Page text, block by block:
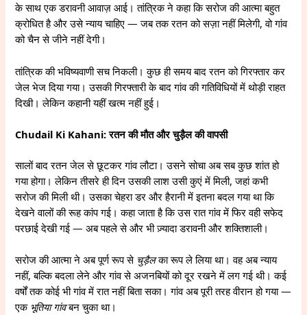
के साथ एक डरावनी आवाज़ आई। तांत्रिक ने कहा कि सरोज की आत्मा बहुत
क्रोधित है और उसे न्याय चाहिए — जब तक रतन को सज़ा नहीं मिलेगी, वो गांव
को चैन से जीने नहीं देगी।
तांत्रिक की भविष्यवाणी सच निकली। कुछ ही समय बाद रतन को गिरफ्तार कर
जेल भेज दिया गया। उसकी गिरफ्तारी के बाद गांव की गतिविधियों में थोड़ी राहत
दिखी। लेकिन कहानी यहीं खत्म नहीं हुई।
Chudail Ki Kahani: रतन की मौत और चुड़ैल की वापसी
सालों बाद रतन जेल से छूटकर गांव लौटा। उसने सोचा अब सब कुछ शांत हो
गया होगा। लेकिन तीसरे ही दिन उसकी लाश उसी कुएं में मिली, जहां कभी
सरोज की मिली थी। उसका चेहरा डर और हैरानी में इतना बदल गया था कि
देखने वालों की रूह कांप गई। कहा जाता है कि उस रात गांव में फिर वही सफेद
परछाई देखी गई — अब पहले से और भी ज़्यादा डरावनी और शक्तिशाली।
सरोज की आत्मा ने अब पूर्ण रूप से चुड़ैलका रूप ले लिया था। वह अब न्याय
नहीं, बल्कि बदला लेने और गांव से अजनबियों को दूर रखने में लग गई थी। कई
वर्षों तक कोई भी गांव में रात नहीं बिता सका। गांव अब पूरी तरह वीरान हो गया —
एक भूतिया गांवबन चुका था।